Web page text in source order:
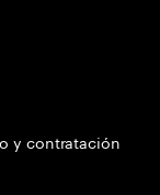
y contratación